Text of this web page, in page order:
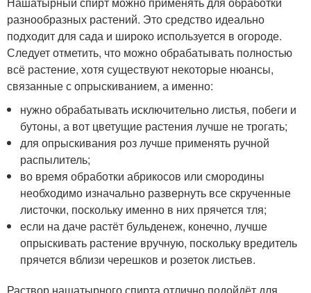
разнообразных растений. Это средство идеально
подходит для сада и широко используется в огороде.
Следует отметить, что можно обрабатывать полностью
всё растение, хотя существуют некоторые нюансы,
связанные с опрыскиванием, а именно:
нужно обрабатывать исключительно листья, побеги и
бутоны, а вот цветущие растения лучше не трогать;
для опрыскивания роз лучше применять ручной
распылитель;
во время обработки абрикосов или смородины
необходимо изначально развернуть все скрученные
листочки, поскольку именно в них прячется тля;
если на даче растёт бульденеж, конечно, лучше
опрыскивать растение вручную, поскольку вредитель
прячется вблизи черешков и розеток листьев.
Раствор нашатырного спирта отлично подойдёт для